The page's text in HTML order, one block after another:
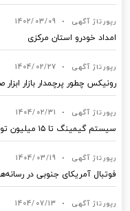
رپورتاژ آگهی •
1402/03/09
امداد خودرو استان مرکزی
رپورتاژ آگهی •
1404/02/27
رونیکس چطور پرچمدار بازار
رپورتاژ آگهی •
1404/02/31
سیستم گیمینگ تا ۱۵ میلیون تومان
رپورتاژ آگهی •
1404/03/19
فوتبال آمریکای جنوبی در
رپورتاژ آگهی •
1404/07/13